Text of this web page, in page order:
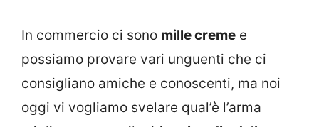
In commercio ci sono mille creme e
possiamo provare vari unguenti che ci
consigliano amiche e conoscenti, ma noi
oggi vi vogliamo svelare qual’è l’arma